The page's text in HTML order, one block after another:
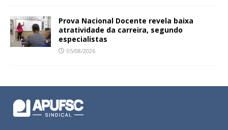
Prova Nacional Docente revela baixa
atratividade da carreira, segundo
especialistas
05/08/2026